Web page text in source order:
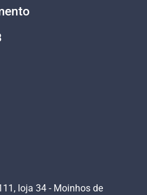
loja 34 - Moinhos de